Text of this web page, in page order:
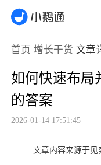
首页 增长干货 文章
如何快速布局
的答案
2026-01-14 17:51:45
文章内容来源于见